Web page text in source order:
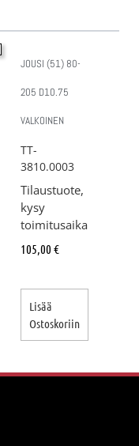
JOUSI (51) 80-
205 D10.75
VALKOINEN
TT-
3810.0003
Tilaustuote,
kysy
toimitusaika
105,00 €
Lisää
Ostoskoriin